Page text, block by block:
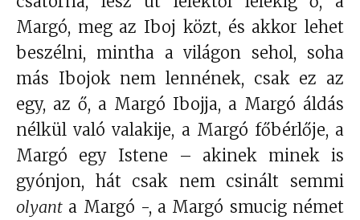
Margó, meg az Iboj közt, és akkor lehet
beszélni, mintha a világon sehol, soha
más Ibojok nem lennének, csak ez az
egy, az ő, a Margó Ibojja, a Margó áldás
nélkül való valakije, a Margó főbérlője, a
Margó egy Istene – akinek minek is
gyónjon, hát csak nem csinált semmi
olyant a Margó -, a Margó smucig német